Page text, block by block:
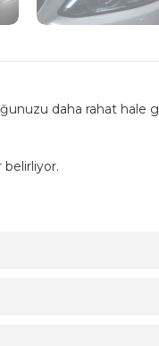
daha rahat hale
belirliyor.